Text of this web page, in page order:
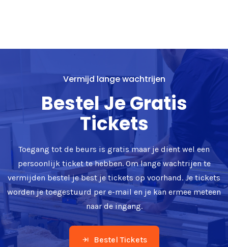
Vermijd lange wachtrijen
Bestel Je Gratis
Tickets
Toegang tot de beurs is gratis maar je dient wel een
persoonlijk ticket te hebben. Om lange wachtrijen te
vermijden bestel je best je tickets op voorhand. Je tickets
worden je toegestuurd per e-mail en je kan ermee meteen
naar de ingang.
Bestel Tickets